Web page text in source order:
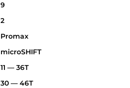
9
2
Promax
microSHIFT
11 — 36Т
30 — 46Т